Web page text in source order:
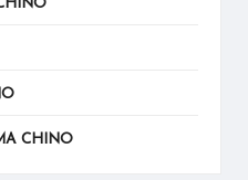
CHINO